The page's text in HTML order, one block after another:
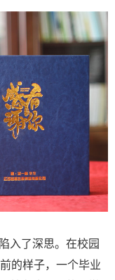
入了深思。在校园
的样子，一个毕业